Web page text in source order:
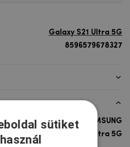
Galaxy S21 Ultra 5G
8596579678327
SAMSUNG
Galaxy S21 Ultra 5G
sütiket
használ